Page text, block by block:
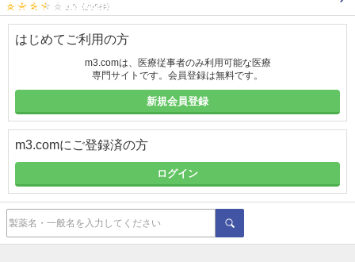
はじめてご利用の方
m3.comは、医療従事者のみ利用可能な医療
専門サイトです。会員登録は無料です。
新規会員登録
m3.comにご登録済の方
ログイン